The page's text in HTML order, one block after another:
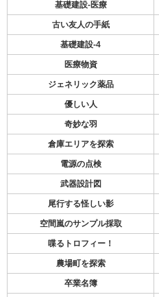
基礎建設-医療
古い友人の手紙
基礎建設-4
医療物資
ジェネリック薬品
優しい人
奇妙な羽
倉庫エリアを探索
電源の点検
武器設計図
尾行する怪しい影
空間嵐のサンプル採取
喋るトロフィー！
農場町を探索
卒業名簿